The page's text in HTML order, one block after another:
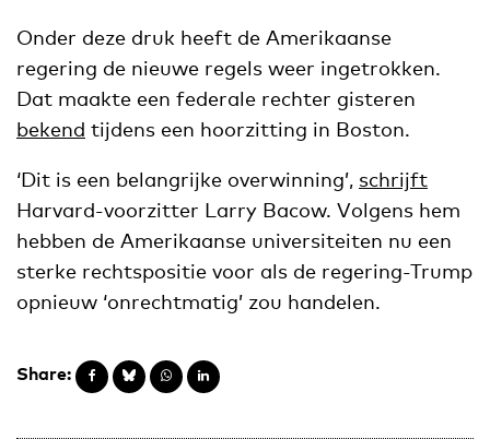
Onder deze druk heeft de Amerikaanse
regering de nieuwe regels weer ingetrokken.
Dat maakte een federale rechter gisteren
bekend tijdens een hoorzitting in Boston.
‘Dit is een belangrijke overwinning’, schrijft
Harvard-voorzitter Larry Bacow. Volgens hem
hebben de Amerikaanse universiteiten nu een
sterke rechtspositie voor als de regering-Trump
opnieuw ‘onrechtmatig’ zou handelen.
Share: